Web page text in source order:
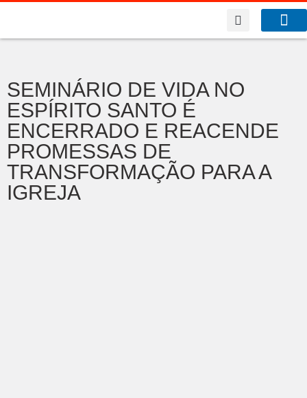
SEMINÁRIO DE VIDA NO
ESPÍRITO SANTO É
ENCERRADO E REACENDE
PROMESSAS DE
TRANSFORMAÇÃO PARA A
IGREJA